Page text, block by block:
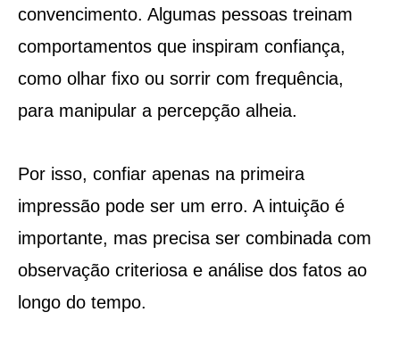
convencimento. Algumas pessoas treinam
comportamentos que inspiram confiança,
como olhar fixo ou sorrir com frequência,
para manipular a percepção alheia.
Por isso, confiar apenas na primeira
impressão pode ser um erro. A intuição é
importante, mas precisa ser combinada com
observação criteriosa e análise dos fatos ao
longo do tempo.